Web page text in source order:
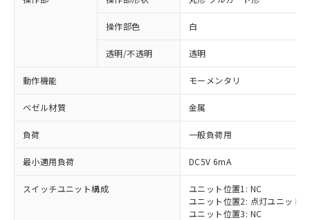
操作部色 白
透明/不透明 透明
動作機能 モーメンタリ
ベゼル材質 金属
負荷 一般負荷用
最小適用負荷 DC5V 6mA
スイッチユニット構成
ユニット位置1: NC
ユニット位置2: 点灯ユニット
ユニット位置3: NC